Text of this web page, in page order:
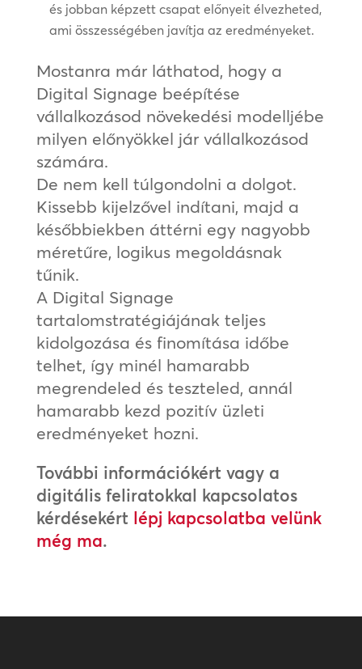
és jobban képzett csapat előnyeit élvezheted,
ami összességében javítja az eredményeket.
Mostanra már láthatod, hogy a
Digital Signage beépítése
vállalkozásod növekedési modelljébe
milyen előnyökkel jár vállalkozásod
számára.
De nem kell túlgondolni a dolgot.
Kissebb kijelzővel indítani, majd a
későbbiekben áttérni egy nagyobb
méretűre, logikus megoldásnak
tűnik.
A Digital Signage
tartalomstratégiájának teljes
kidolgozása és finomítása időbe
telhet, így minél hamarabb
megrendeled és teszteled, annál
hamarabb kezd pozitív üzleti
eredményeket hozni.
További információkért vagy a
digitális feliratokkal kapcsolatos
kérdésekért lépj kapcsolatba velünk
még ma.